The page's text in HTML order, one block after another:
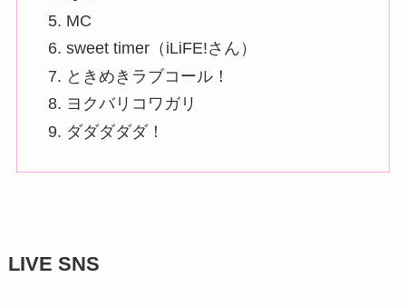
MC
sweet timer（iLiFE!さん）
ときめきラブコール！
ヨクバリコワガリ
ダダダダダ！
LIVE SNS